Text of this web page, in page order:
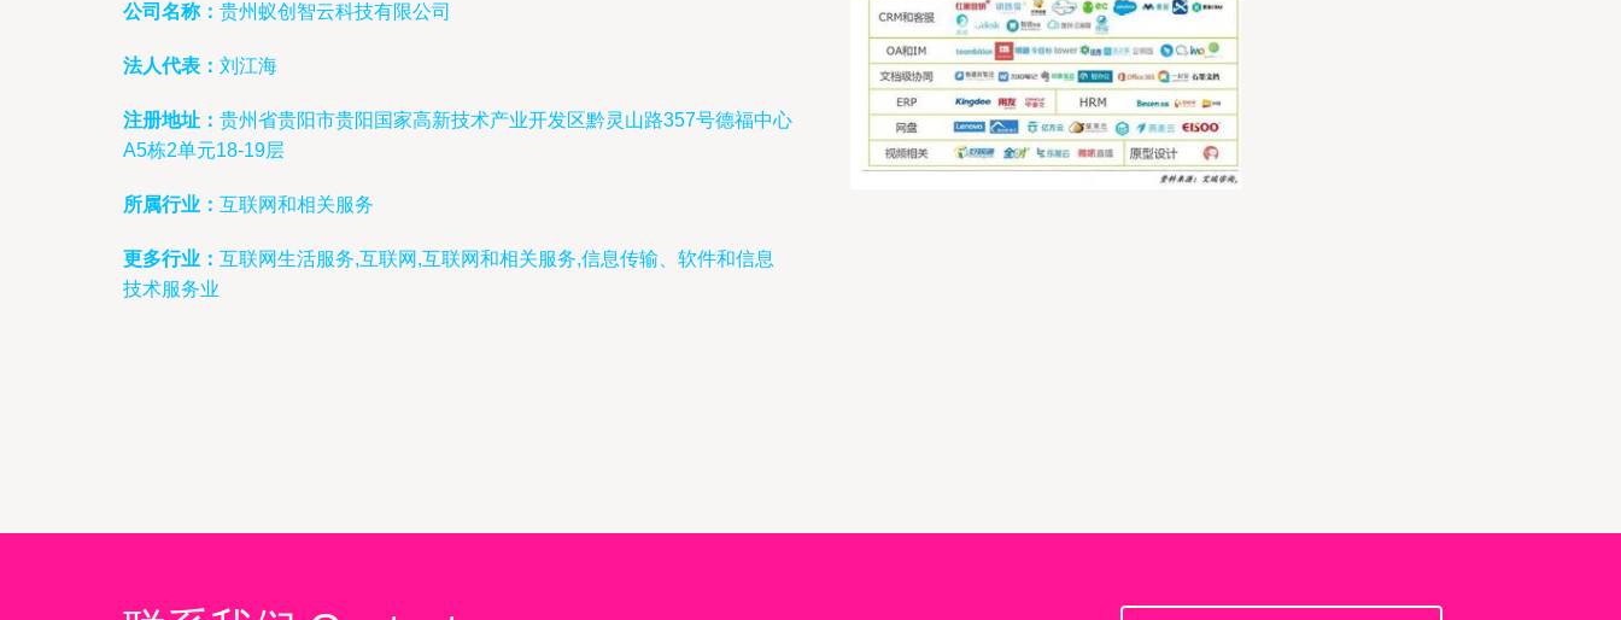
公司名称： 贵州蚁创智云科技有限公司
法人代表： 刘江海
注册地址： 贵州省贵阳市贵阳国家高新技术产业开发区黔灵山路357号德福中心
A5栋2单元18-19层
所属行业： 互联网和相关服务
更多行业： 互联网生活服务,互联网,互联网和相关服务,信息传输、软件和信息
技术服务业